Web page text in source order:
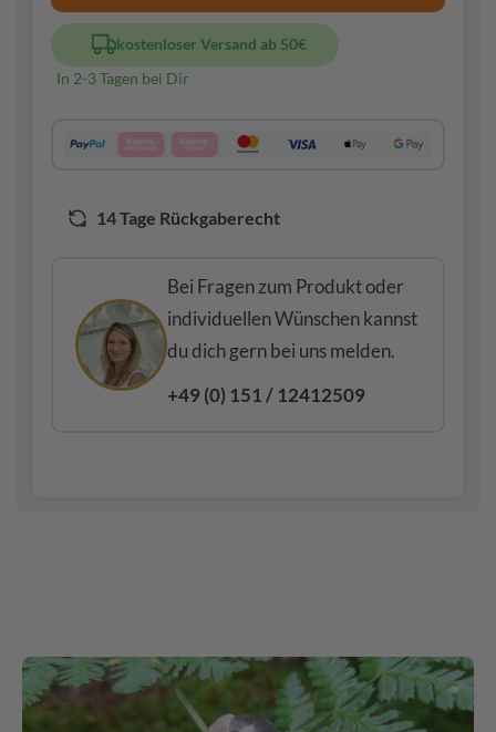
kostenloser Versand ab 50€
In 2-3 Tagen bei Dir
14 Tage Rückgaberecht
Bei Fragen zum Produkt oder
individuellen Wünschen kannst
du dich gern bei uns melden.
+49 (0) 151 / 12412509